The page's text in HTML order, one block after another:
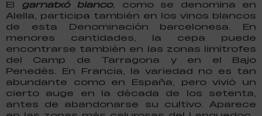
El garnatxó blanco, como se denomina en
Alella, participa también en los vinos blancos
de esta Denominación barcelonesa. En
menores cantidades, la cepa puede
encontrarse también en las zonas limítrofes
del Camp de Tarragona y en el Bajo
Penedès. En Francia, la variedad no es tan
abundante como en España, pero vivió un
cierto auge en la década de los setenta,
antes de abandonarse su cultivo. Aparece